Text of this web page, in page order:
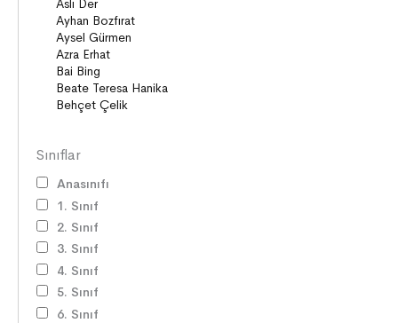
Sınıflar
Anasınıfı
1. Sınıf
2. Sınıf
3. Sınıf
4. Sınıf
5. Sınıf
6. Sınıf